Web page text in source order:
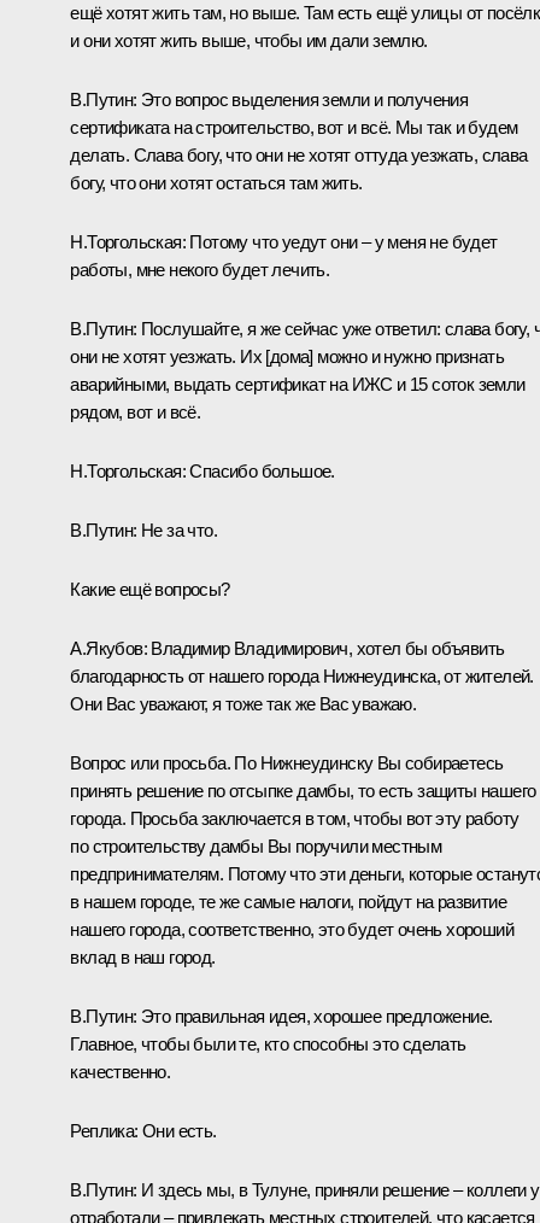
ещё хотят жить там, но выше. Там есть ещё улицы от
и они хотят жить выше, чтобы им дали землю.
В.Путин: Это вопрос выделения земли и получения
сертификата на строительство, вот и всё. Мы так и будем
делать. Слава богу, что они не хотят оттуда уезжать, слава
богу, что они хотят остаться там жить.
Н.Торгольская: Потому что уедут они – у меня не будет
работы, мне некого будет лечить.
В.Путин: Послушайте, я же сейчас уже ответил: слава богу,
они не хотят уезжать. Их [дома] можно и нужно признать
аварийными, выдать сертификат на ИЖС и 15 соток земли
рядом, вот и всё.
Н.Торгольская:Спасибо большое.
В.Путин: Не за что.
Какие ещё вопросы?
А.Якубов: Владимир Владимирович, хотел бы объявить
благодарность от нашего города Нижнеудинска, от жителей.
Они Вас уважают, я тоже так же Вас уважаю.
Вопрос или просьба. По Нижнеудинску Вы собираетесь
принять решение по отсыпке дамбы, то есть защиты нашего
города. Просьба заключается в том, чтобы вот эту работу
по строительству дамбы Вы поручили местным
предпринимателям. Потому что эти деньги, которые
в нашем городе, те же самые налоги, пойдут на развитие
нашего города, соответственно, это будет очень хороший
вклад в наш город.
В.Путин: Это правильная идея, хорошее предложение.
Главное, чтобы были те, кто способны это сделать
качественно.
Реплика: Они есть.
В.Путин: И здесь мы, в Тулуне, приняли решение – коллеги
отработали – привлекать местных строителей, что касается